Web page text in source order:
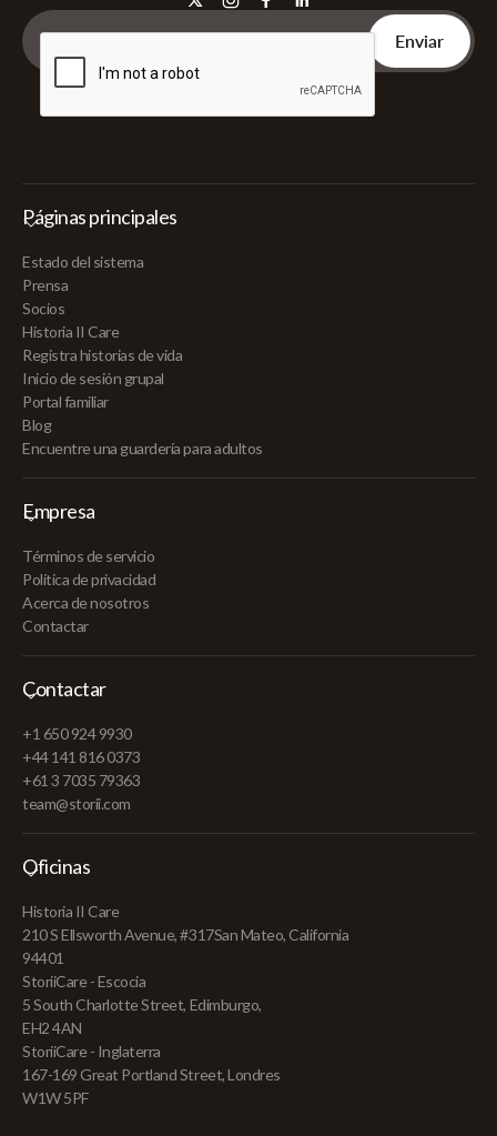
Páginas principales
Estado del sistema
Prensa
Socios
Historia II Care
Registra historias de vida
Inicio de sesión grupal
Portal familiar
Blog
Encuentre una guardería para adultos
Empresa
Términos de servicio
Política de privacidad
Acerca de nosotros
Contactar
Contactar
+1 650 924 9930
+44 141 816 0373
+61 3 7035 79363
team@storii.com
Oficinas
Historia II Care
210 S Ellsworth Avenue, #317San Mateo, California
94401
StoriiCare - Escocia
5 South Charlotte Street, Edimburgo,
EH2 4AN
StoriiCare - Inglaterra
167-169 Great Portland Street, Londres
W1W 5PF